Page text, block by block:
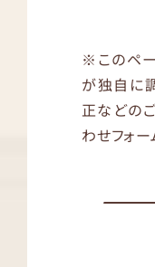
※このペ
が独自に
正などの
わせフォー